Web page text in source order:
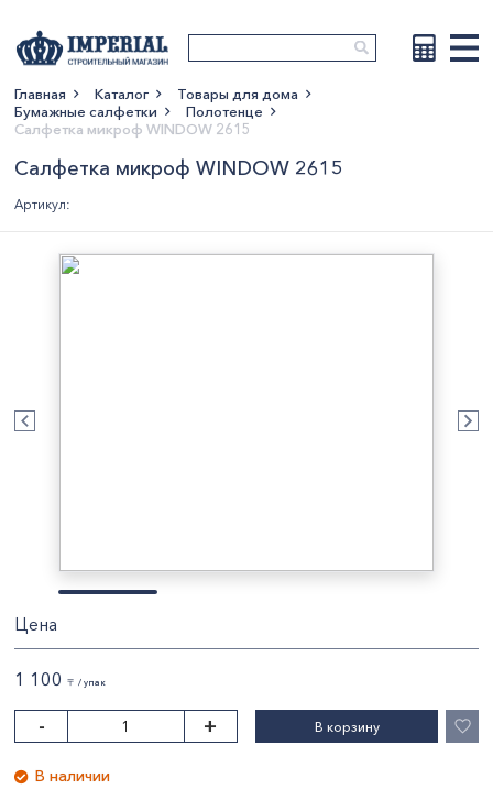
Показать больше
Главная Каталог
Товары для дома
Бумажные салфетки
Полотенце
Салфетка микроф WINDOW 2615
Салфетка микроф WINDOW 2615
Артикул:
Цена
1 100 〒 / упак
- + В корзину
В наличии